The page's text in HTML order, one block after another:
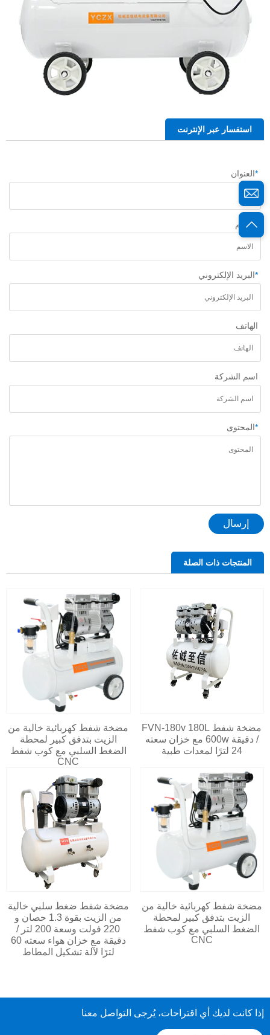
استفسار عبر الإنترنت
*العنوان
*الاسم
*البريد الإلكتروني
الهاتف
اسم الشركة
*المحتوى
إرسال
المنتجات ذات الصلة
مضخة شفط كهربائية خالية من
الزيت بتدفق كبير لمحطة
الضغط السلبي مع كوب شفط
CNC
مضخة شفط FVN-180v 180L
/ دقيقة 600w مع خزان سعته
24 لترًا لمعدات طبية
مضخة شفط ضغط سلبي خالية
من الزيت بقوة 1.3 حصان و
220 فولت وسعة 200 لتر /
دقيقة مع خزان هواء سعته 60
لترًا لآلة تشكيل المطاط
مضخة شفط كهربائية خالية من
الزيت بتدفق كبير لمحطة
الضغط السلبي مع كوب شفط
CNC
إذا كانت لديك أي اقتراحات، يُرجى التواصل معنا